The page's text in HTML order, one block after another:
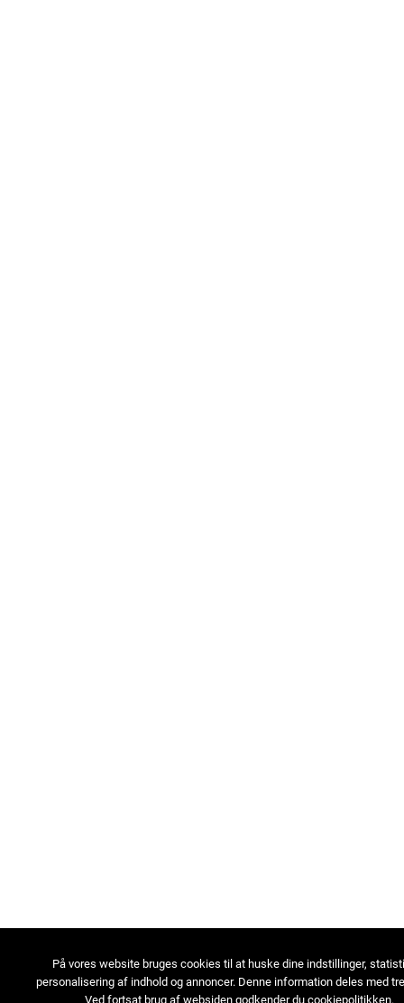
På vores website bruges cookies til at huske dine indstillinger,
personalisering af indhold og annoncer. Denne information deles med
Ved fortsat brug af websiden godkender du cookiepolitikken.